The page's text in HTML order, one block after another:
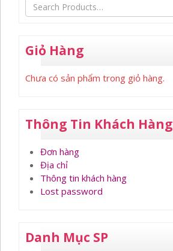
Giỏ Hàng
Chưa có sản phẩm trong giỏ hàng.
Thông Tin Khách Hàng
Đơn hàng
Địa chỉ
Thông tin khách hàng
Lost password
Danh Mục SP